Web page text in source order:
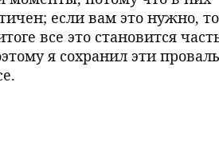
если вам это нужно,
все это становится
я сохранил эти